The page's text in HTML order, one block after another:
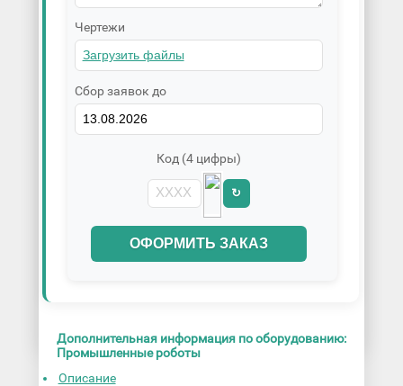
Чертежи
Сбор заявок до
Код (4 цифры)
↻
ОФОРМИТЬ ЗАКАЗ
Дополнительная информация по оборудованию:
Промышленные роботы
Описание